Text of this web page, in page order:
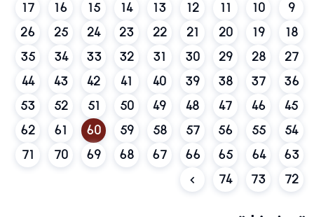
9
10
11
12
13
14
15
16
17
18
19
20
21
22
23
24
25
26
27
28
29
30
31
32
33
34
35
36
37
38
39
40
41
42
43
44
45
46
47
48
49
50
51
52
53
54
55
56
57
58
59
60
61
62
63
64
65
66
67
68
69
70
71
72
73
74